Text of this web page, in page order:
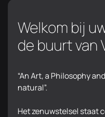
Welkom bij
de buurt van
“An Art, a Philosophy
natural”.
Het zenuwstelsel staat